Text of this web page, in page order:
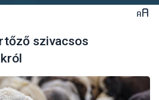
szivacsos